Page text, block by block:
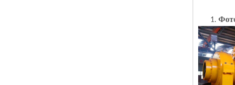
1.